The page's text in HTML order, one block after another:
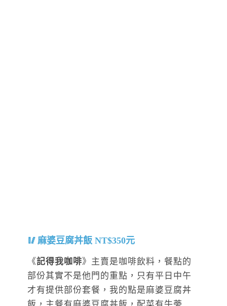
麻婆豆腐丼飯 NT$350元
《記得我咖啡》主賣是咖啡飲料，餐點的
部份其實不是他門的重點，只有平日中午
才有提供部份套餐，我的點是麻婆豆腐丼